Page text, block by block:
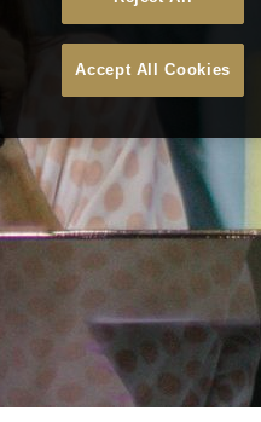
Accept All Cookies